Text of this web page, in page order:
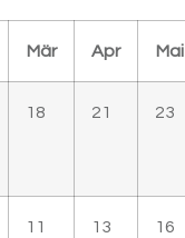
Mär Apr Mai
18 21 23
11 13 16